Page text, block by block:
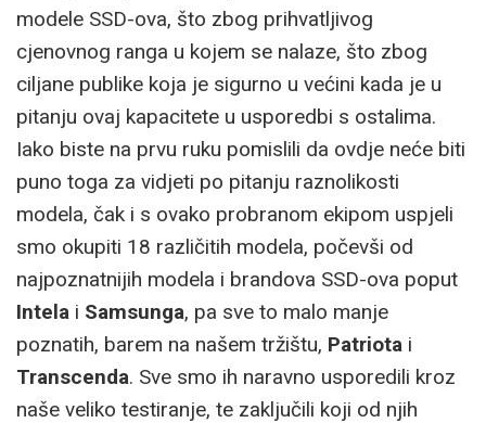
modele SSD-ova, što zbog prihvatljivog
cjenovnog ranga u kojem se nalaze, što zbog
ciljane publike koja je sigurno u većini kada je u
pitanju ovaj kapacitete u usporedbi s ostalima.
Iako biste na prvu ruku pomislili da ovdje neće biti
puno toga za vidjeti po pitanju raznolikosti
modela, čak i s ovako probranom ekipom uspjeli
smo okupiti 18 različitih modela, počevši od
najpoznatnijih modela i brandova SSD-ova poput
Intela i Samsunga, pa sve to malo manje
poznatih, barem na našem tržištu, Patriota i
Transcenda. Sve smo ih naravno usporedili kroz
naše veliko testiranje, te zaključili koji od njih